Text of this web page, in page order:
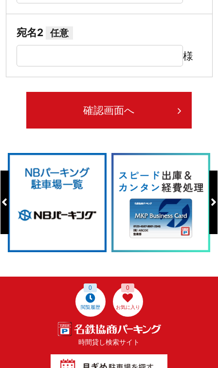
宛名2 任意
様
閲覧履歴
0
お気に入り
0
時間貸し検索サイト